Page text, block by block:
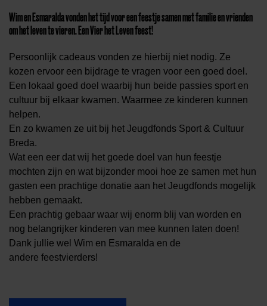
Wim en Esmaralda vonden het tijd voor een feestje samen met familie en vrienden
om het leven te vieren. Een Vier het Leven feest!
Persoonlijk cadeaus vonden ze hierbij niet nodig. Ze
kozen ervoor een bijdrage te vragen voor een goed doel.
Een lokaal goed doel waarbij hun beide passies sport en
cultuur bij elkaar kwamen. Waarmee ze kinderen kunnen
helpen.
En zo kwamen ze uit bij het Jeugdfonds Sport & Cultuur
Breda.
Wat een eer dat wij het goede doel van hun feestje
mochten zijn en wat bijzonder mooi hoe ze samen met hun
gasten een prachtige donatie aan het Jeugdfonds mogelijk
hebben gemaakt.
Een prachtig gebaar waar wij enorm blij van worden en
nog belangrijker kinderen van mee kunnen laten doen!
Dank jullie wel Wim en Esmaralda en de
andere feestvierders!